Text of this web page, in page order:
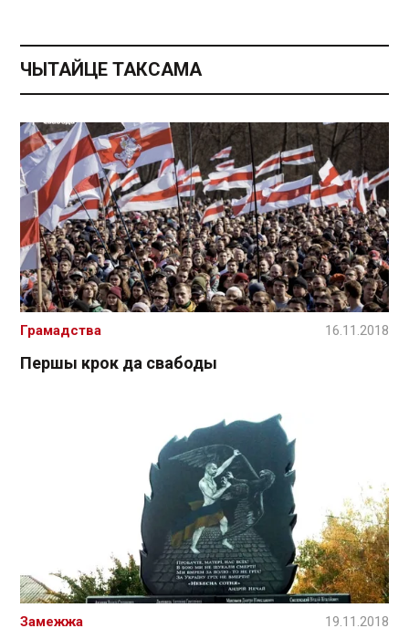
ЧЫТАЙЦЕ ТАКСАМА
Першы крок да свабоды
Грамадства 16.11.2018
Замежжа 19.11.2018